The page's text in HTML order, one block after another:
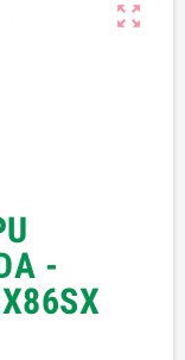

-